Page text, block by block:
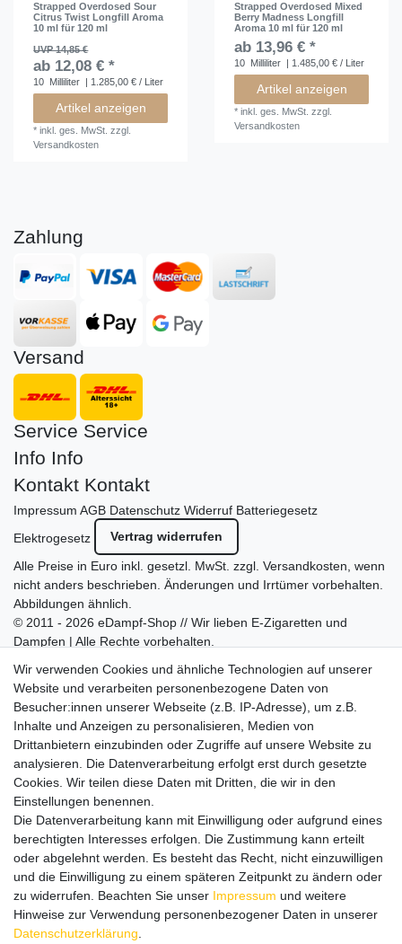
Strapped Overdosed Sour
Citrus Twist Longfill Aroma
10 ml für 120 ml
UVP 14,85 €
ab 12,08 € *
10 Milliliter | 1.285,00 € / Liter
Artikel anzeigen
*inkl. ges. MwSt. zzgl.
Versandkosten
Strapped Overdosed Mixed
Berry Madness Longfill
Aroma 10 ml für 120 ml
ab 13,96 € *
10 Milliliter | 1.485,00 € / Liter
Artikel anzeigen
*inkl. ges. MwSt. zzgl.
Versandkosten
Zahlung
Versand
Service Service
Info Info
Kontakt Kontakt
Impressum AGB Datenschutz Widerruf Batteriegesetz
Elektrogesetz
Vertrag widerrufen
Alle Preise in Euro inkl. gesetzl. MwSt. zzgl. Versandkosten , wenn
nicht anders beschrieben. Änderungen und Irrtümer vorbehalten.
Abbildungen ähnlich.
© 2011 - 2026 eDampf-Shop // Wir lieben E-Zigaretten und
Dampfen | Alle Rechte vorbehalten.
Bitte entschuldigen Sie, wenn wir telefonisch wegen hoher
betrieblicher Auslastung nicht erreichbar sein sollten.
Schreiben Sie uns gerne eine E-Mail mit Ihrer Telefonnummer
und der Bitte um Rückruf.
Wir rufen Sie schnellstmöglich zurück.
Wir versenden in die folgenden Länder
Versandkostenfrei (DE) ab 69 €
Wir verwenden Cookies und ähnliche Technologien auf unserer
Website und verarbeiten personenbezogene Daten von
Besucher:innen unserer Webseite (z.B. IP-Adresse), um z.B.
Inhalte und Anzeigen zu personalisieren, Medien von
Drittanbietern einzubinden oder Zugriffe auf unsere Website zu
analysieren. Die Datenverarbeitung erfolgt erst durch gesetzte
Cookies. Wir teilen diese Daten mit Dritten, die wir in den
Einstellungen benennen.
Die Datenverarbeitung kann mit Einwilligung oder aufgrund eines
berechtigten Interesses erfolgen. Die Zustimmung kann erteilt
oder abgelehnt werden. Es besteht das Recht, nicht einzuwilligen
und die Einwilligung zu einem späteren Zeitpunkt zu ändern oder
zu widerrufen. Beachten Sie unser Impressum und weitere
Hinweise zur Verwendung personenbezogener Daten in unserer
Daten­schutz­erklärung